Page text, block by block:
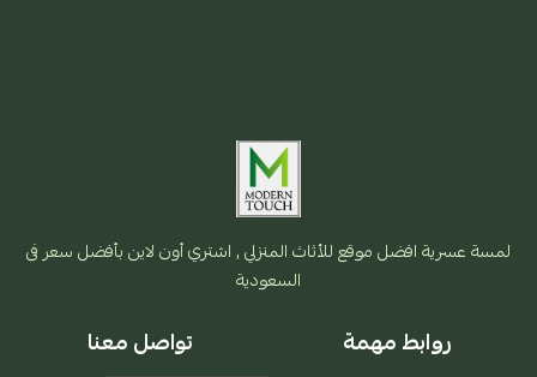
لمسة عسرية افضل موقع للأثاث المنزلي , اشتري أون لاين بأفضل سعر فى
السعودية
روابط مهمة تواصل معنا